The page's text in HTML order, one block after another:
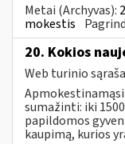
Metai (Archyvas):
mokestis
20. Kokios
Web turinio
sumažinti: iki
papildomos
kaupimą, kurios